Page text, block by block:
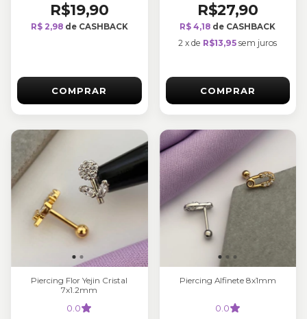
R$19,90
R$ 2,98de CASHBACK
COMPRAR
R$27,90
R$ 4,18 de CASHBACK
2 xde R$13,95 sem juros
COMPRAR
Piercing Flor Yejin Cristal
7x1.2mm
0.0
Piercing Alfinete 8x1mm
0.0